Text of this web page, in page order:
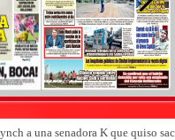
en la marcha contra la